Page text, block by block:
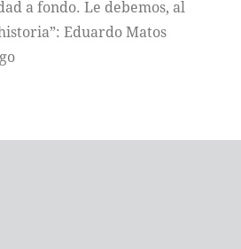
a fondo. Le debemos, al
Eduardo Matos